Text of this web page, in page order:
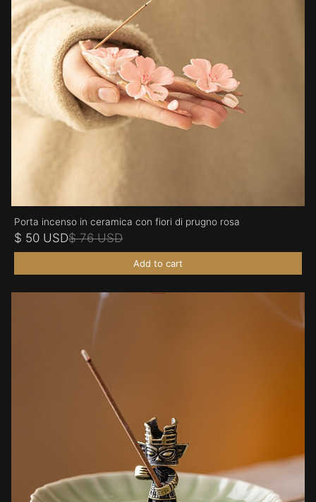
Porta incenso in ceramica con fiori di prugno rosa
$ 50 USD$ 76 USD
Add to cart